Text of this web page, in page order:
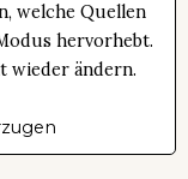
welche Quellen
hervorhebt.
wieder ändern.